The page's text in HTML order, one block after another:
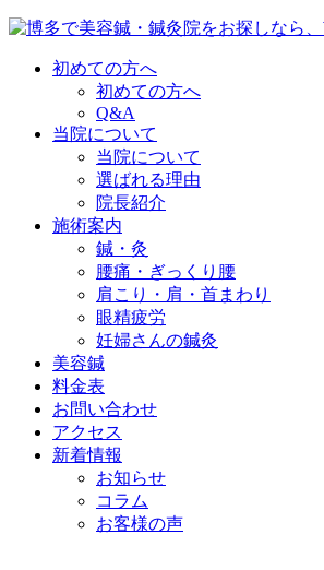
初めての方へ
初めての方へ
Q&A
当院について
当院について
選ばれる理由
院長紹介
施術案内
鍼・灸
腰痛・ぎっくり腰
肩こり・肩・首まわり
眼精疲労
妊婦さんの鍼灸
美容鍼
料金表
お問い合わせ
アクセス
新着情報
お知らせ
コラム
お客様の声